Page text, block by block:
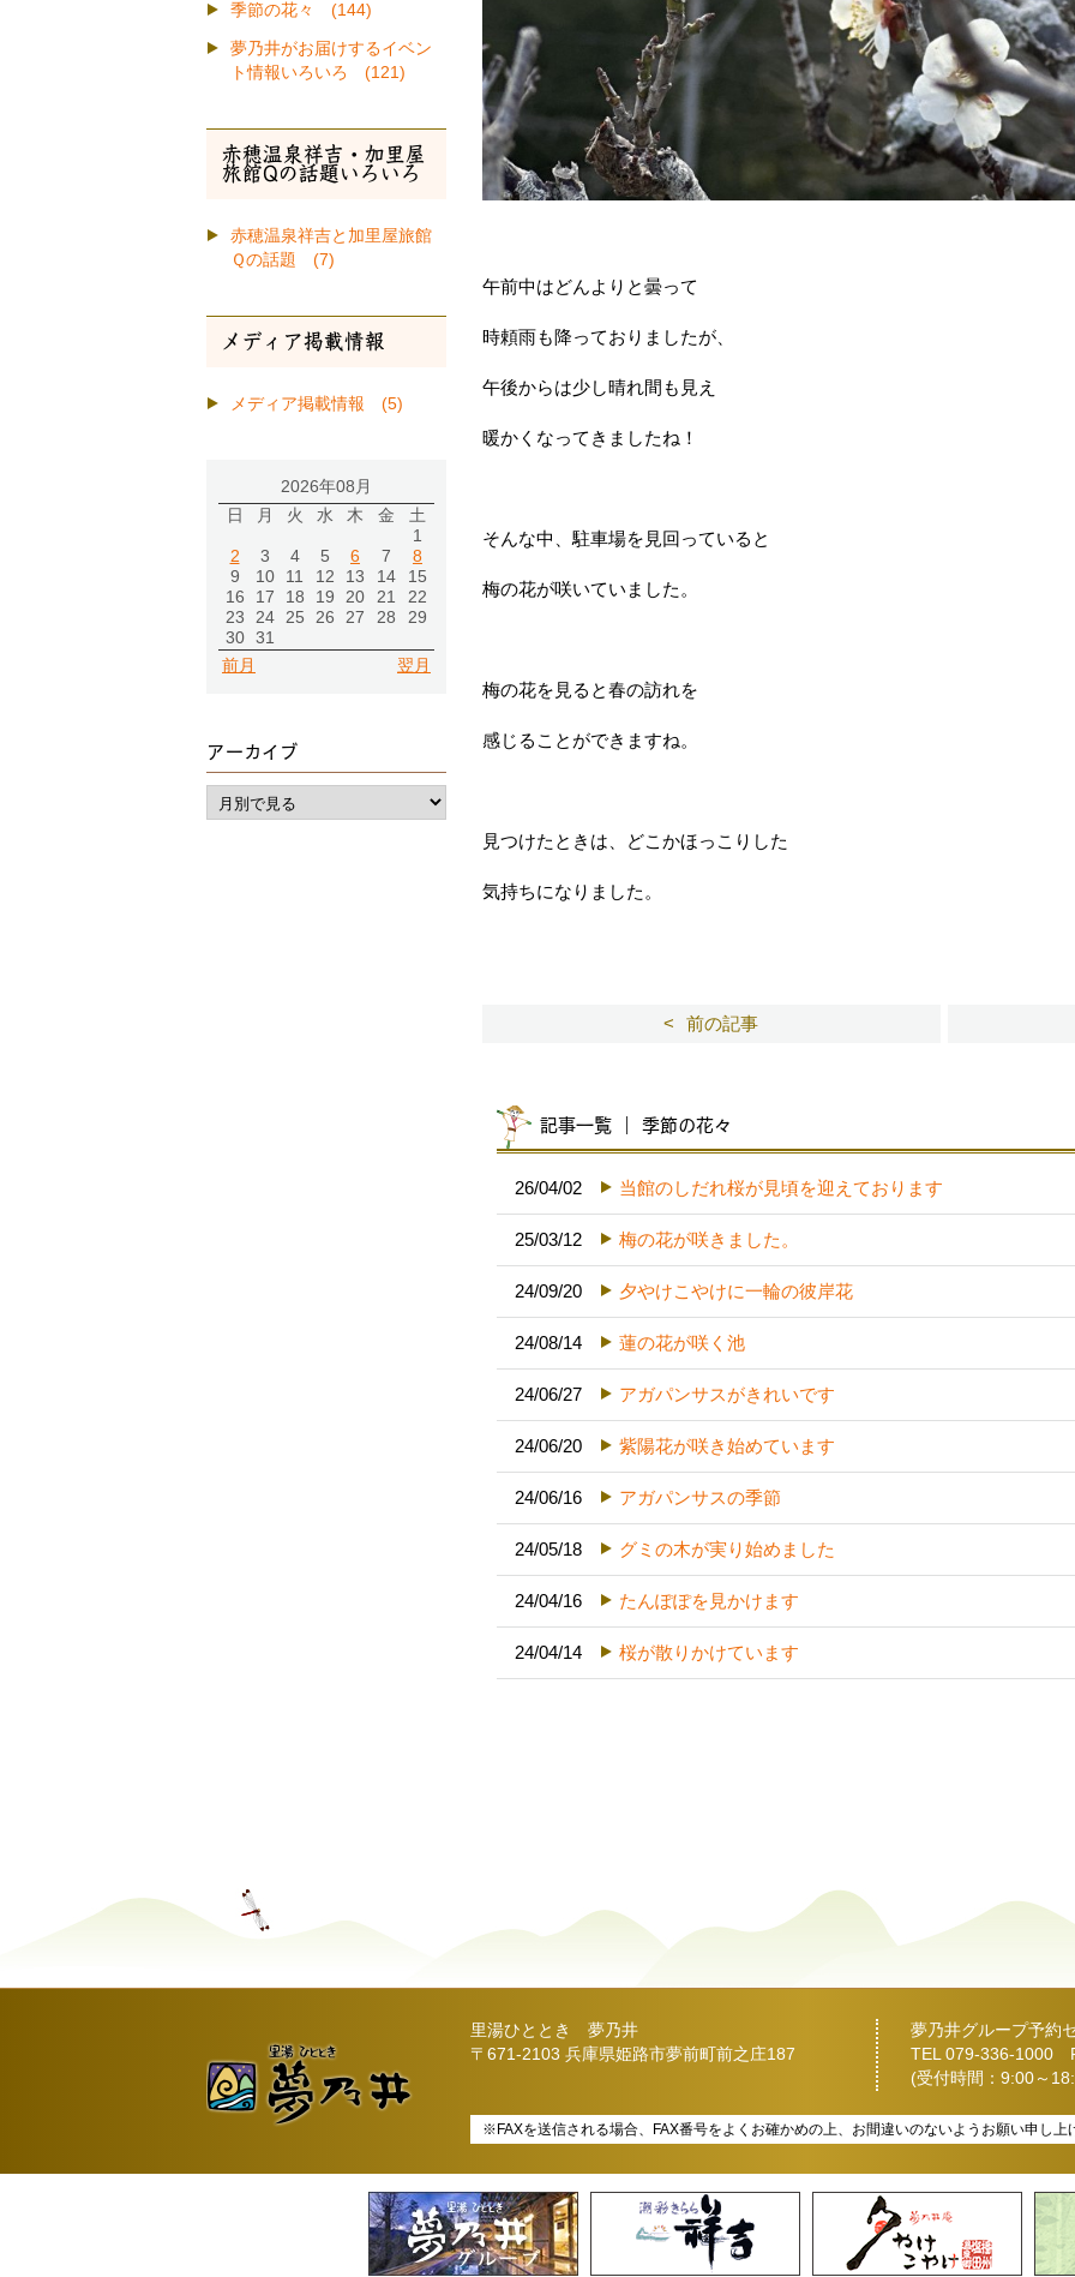
午前中はどんよりと曇って
時頼雨も降っておりましたが、
午後からは少し晴れ間も見え
暖かくなってきましたね！
そんな中、駐車場を見回っていると
梅の花が咲いていました。
梅の花を見ると春の訪れを
感じることができますね。
見つけたときは、どこかほっこりした
気持ちになりました。
前の記事
記事一覧 ｜ 季節の花々
26/04/02 当館のしだれ桜が見頃を迎えております
25/03/12 梅の花が咲きました。
24/09/20 夕やけこやけに一輪の彼岸花
24/08/14 蓮の花が咲く池
24/06/27 アガパンサスがきれいです
24/06/20 紫陽花が咲き始めています
24/06/16 アガパンサスの季節
24/05/18 グミの木が実り始めました
24/04/16 たんぽぽを見かけます
24/04/14 桜が散りかけています
季節の花々 (144)
夢乃井がお届けするイベン
ト情報いろいろ (121)
赤穂温泉祥吉・加里屋
旅館Qの話題いろいろ
赤穂温泉祥吉と加里屋旅館
Ｑの話題 (7)
メディア掲載情報
メディア掲載情報 (5)
2026年08月
日
月 火 水 木 金
土
1
2
3 4 5 6 7
8
9
10 11 12 13 14
15
16
17 18 19 20 21
22
23
24 25 26 27 28
29
30
31
前月
翌月
アーカイブ
里湯ひととき 夢乃井
〒671-2103 兵庫県姫路市夢前町前之庄187
夢乃井グループ予約
TEL079-336-1000
(受付時間：9:00～
※FAXを送信される場合、FAX番号をよくお確かめの上、お間違いのないようお願い申し上